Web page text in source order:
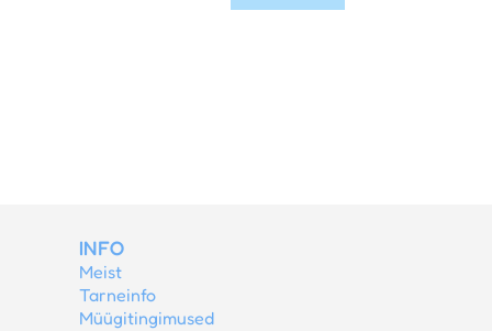
INFO
Meist
Tarneinfo
Müügitingimused